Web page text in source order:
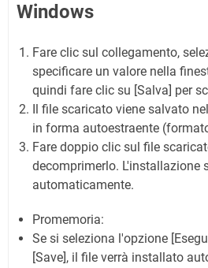
Windows
Fare clic sul collegamento,
specificare un valore nella
quindi fare clic su [Salva] per
Il file scaricato viene salvato
in forma autoestraente
Fare doppio clic sul file
decomprimerlo. L'installazione
automaticamente.
Promemoria:
Se si seleziona l'opzione
[Save], il file verrà installato